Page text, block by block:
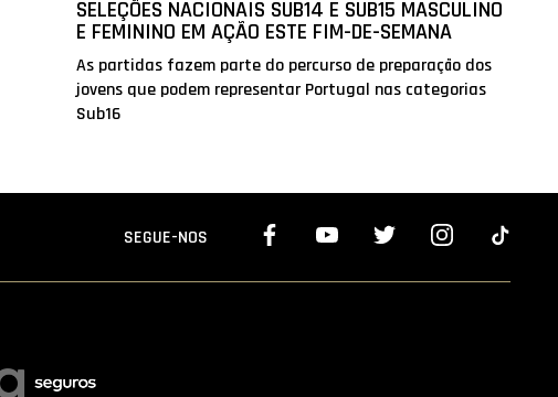
SELEÇÕES NACIONAIS SUB14 E SUB15 MASCULINO
E FEMININO EM AÇÃO ESTE FIM-DE-SEMANA
As partidas fazem parte do percurso de preparação dos
jovens que podem representar Portugal nas categorias
Sub16
SEGUE-NOS